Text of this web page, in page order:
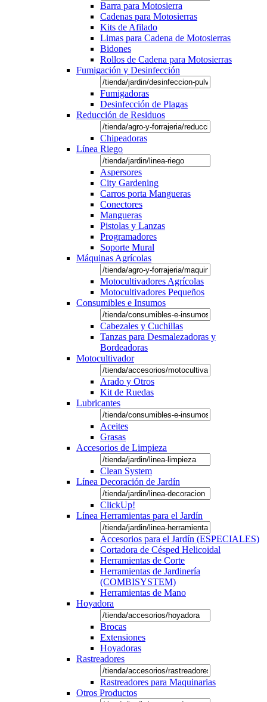
Barra para Motosierra
Cadenas para Motosierras
Kits de Afilado
Limas para Cadena de Motosierras
Bidones
Rollos de Cadena para Motosierras
Fumigación y Desinfección
Fumigadoras
Desinfección de Plagas
Reducción de Residuos
Chipeadoras
Línea Riego
Aspersores
City Gardening
Carros porta Mangueras
Conectores
Mangueras
Pistolas y Lanzas
Programadores
Soporte Mural
Máquinas Agrícolas
Motocultivadores Agrícolas
Motocultivadores Pequeños
Consumibles e Insumos
Cabezales y Cuchillas
Tanzas para Desmalezadoras y
Bordeadoras
Motocultivador
Arado y Otros
Kit de Ruedas
Lubricantes
Aceites
Grasas
Accesorios de Limpieza
Clean System
Línea Decoración de Jardín
ClickUp!
Línea Herramientas para el Jardín
Accesorios para el Jardín (ESPECIALES)
Cortadora de Césped Helicoidal
Herramientas de Corte
Herramientas de Jardinería
(COMBISYSTEM)
Herramientas de Mano
Hoyadora
Brocas
Extensiones
Hoyadoras
Rastreadores
Rastreadores para Maquinarias
Otros Productos